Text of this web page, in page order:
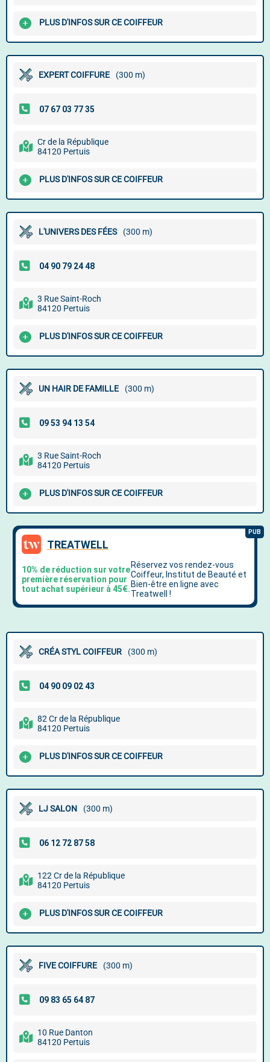
PLUS D'INFOS SUR CE COIFFEUR
EXPERT COIFFURE (300 m)
Cr de la République
84120 Pertuis
PLUS D'INFOS SUR CE COIFFEUR
L'UNIVERS DES FÉES (300 m)
3 Rue Saint-Roch
84120 Pertuis
PLUS D'INFOS SUR CE COIFFEUR
UN HAIR DE FAMILLE (300 m)
3 Rue Saint-Roch
84120 Pertuis
PLUS D'INFOS SUR CE COIFFEUR
CRÉA STYL COIFFEUR (300 m)
82 Cr de la République
84120 Pertuis
PLUS D'INFOS SUR CE COIFFEUR
LJ SALON (300 m)
122 Cr de la République
84120 Pertuis
PLUS D'INFOS SUR CE COIFFEUR
FIVE COIFFURE (300 m)
10 Rue Danton
84120 Pertuis